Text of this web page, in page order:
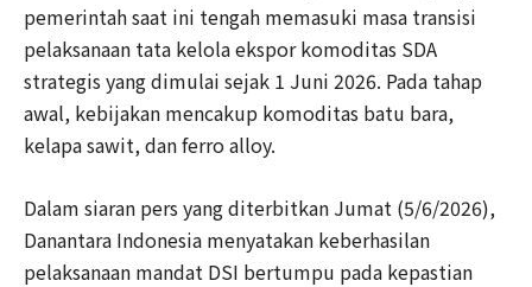
pemerintah saat ini tengah memasuki masa transisi
pelaksanaan tata kelola ekspor komoditas SDA
strategis yang dimulai sejak 1 Juni 2026. Pada tahap
awal, kebijakan mencakup komoditas batu bara,
kelapa sawit, dan ferro alloy.
Dalam siaran pers yang diterbitkan Jumat (5/6/2026),
Danantara Indonesia menyatakan keberhasilan
pelaksanaan mandat DSI bertumpu pada kepastian